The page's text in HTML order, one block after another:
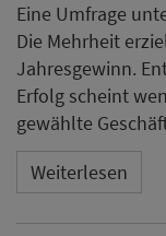
Eine Umfrage
Die Mehrheit
Jahresgewinn.
Erfolg scheint
gewählte
Weiterlesen